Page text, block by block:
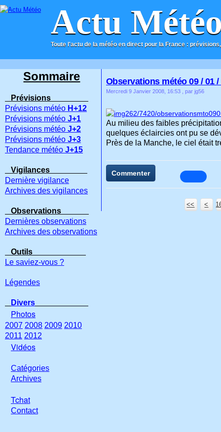
Actu
Toute l'actu de la météo en direct pour la France :
ACCUEIL CONTACT
Observations météo 09 / 01 /
Mercredi 9 Janvier 2008, 16:53 , par jg56
Au milieu des faibles
quelques éclaircies ont pu se
Près de la Manche, le ciel était
Commenter
<< <
Sommaire
Prévisions
Prévisions météo H+12
Prévisions météo J+1
Prévisions météo J+2
Prévisions météo J+3
Tendance météo J+15
Vigilances
Dernière vigilance
Archives des vigilances
Observations
Dernières observations
Archives des observations
Outils
Le saviez-vous ?
Légendes
Divers
Photos
2007 2008 2009 2010
2011 2012
Vidéos
Catégories
Archives
Tchat
Contact